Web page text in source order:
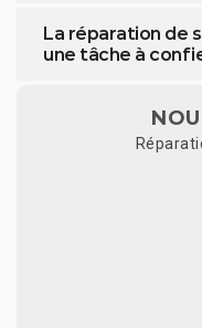
La réparation de
une tâche à